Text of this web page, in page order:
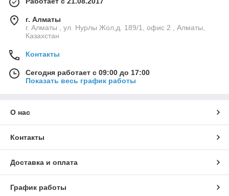
выбору аксессуаров.
Преимущества использования:
Аксессуары для маркировки
ускоряет рабочий процесс, повышает качество и надежность
быстрая и точная идентификация.
Среда применения: Аксессуары для
Аксессуары могут использоваться в следующих областях:
Промышленная автоматизация
Электротехнические и энергетические компании
Ваш надежный выбор: Аксессуары для
маркировки
Контактная информация:
г. Алматы
г. Алматы , ул. Нурлы Жол,д. 189/1, офис 2 , Алматы,
Казахстан
Контакты
Сегодня работает с 09:00 до 17:00
Показать весь график работы
О нас
Контакты
Доставка и оплата
График работы